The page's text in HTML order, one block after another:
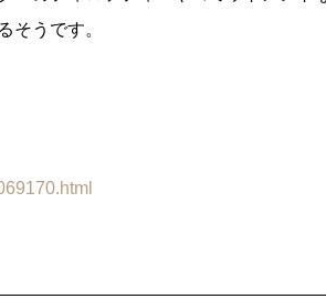
そうです。